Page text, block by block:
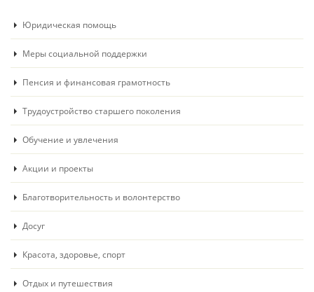
Юридическая помощь
Меры социальной поддержки
Пенсия и финансовая грамотность
Трудоустройство старшего поколения
Обучение и увлечения
Акции и проекты
Благотворительность и волонтерство
Досуг
Красота, здоровье, спорт
Отдых и путешествия